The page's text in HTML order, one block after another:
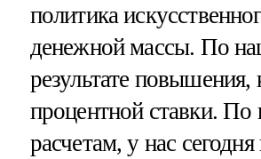
политика
денежной массы. По
результате повышения,
процентной ставки.
расчетам, у нас